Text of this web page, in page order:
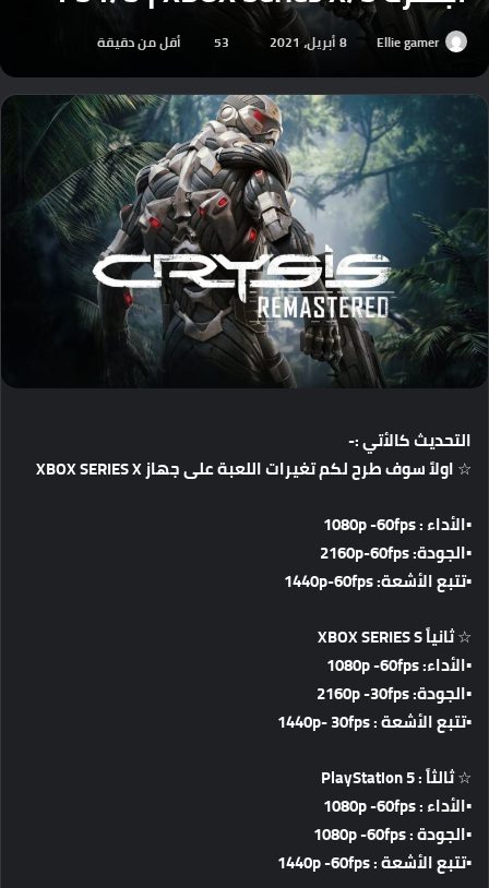
Ellie gamer 8 أبريل، 2021 53 أقل من دقيقة
التحديث كالأتي :-
☆ اولاً سوف طرح لكم تغيرات اللعبة على جهاز XBOX SERIES X
▪الأداء : 1080p -60fps
▪الجودة: 2160p-60fps
▪تتبع الأشعة: 1440p-60fps
☆ ثانياً XBOX SERIES S
▪الأداء: 1080p -60fps
▪الجودة: 2160p -30fps
▪تتبع الأشعة : 1440p- 30fps
☆ ثالثاً : PlayStation 5
▪الأداء : 1080p -60fps
▪الجودة : 1080p -60fps
▪تتبع الأشعة : 1440p -60fps